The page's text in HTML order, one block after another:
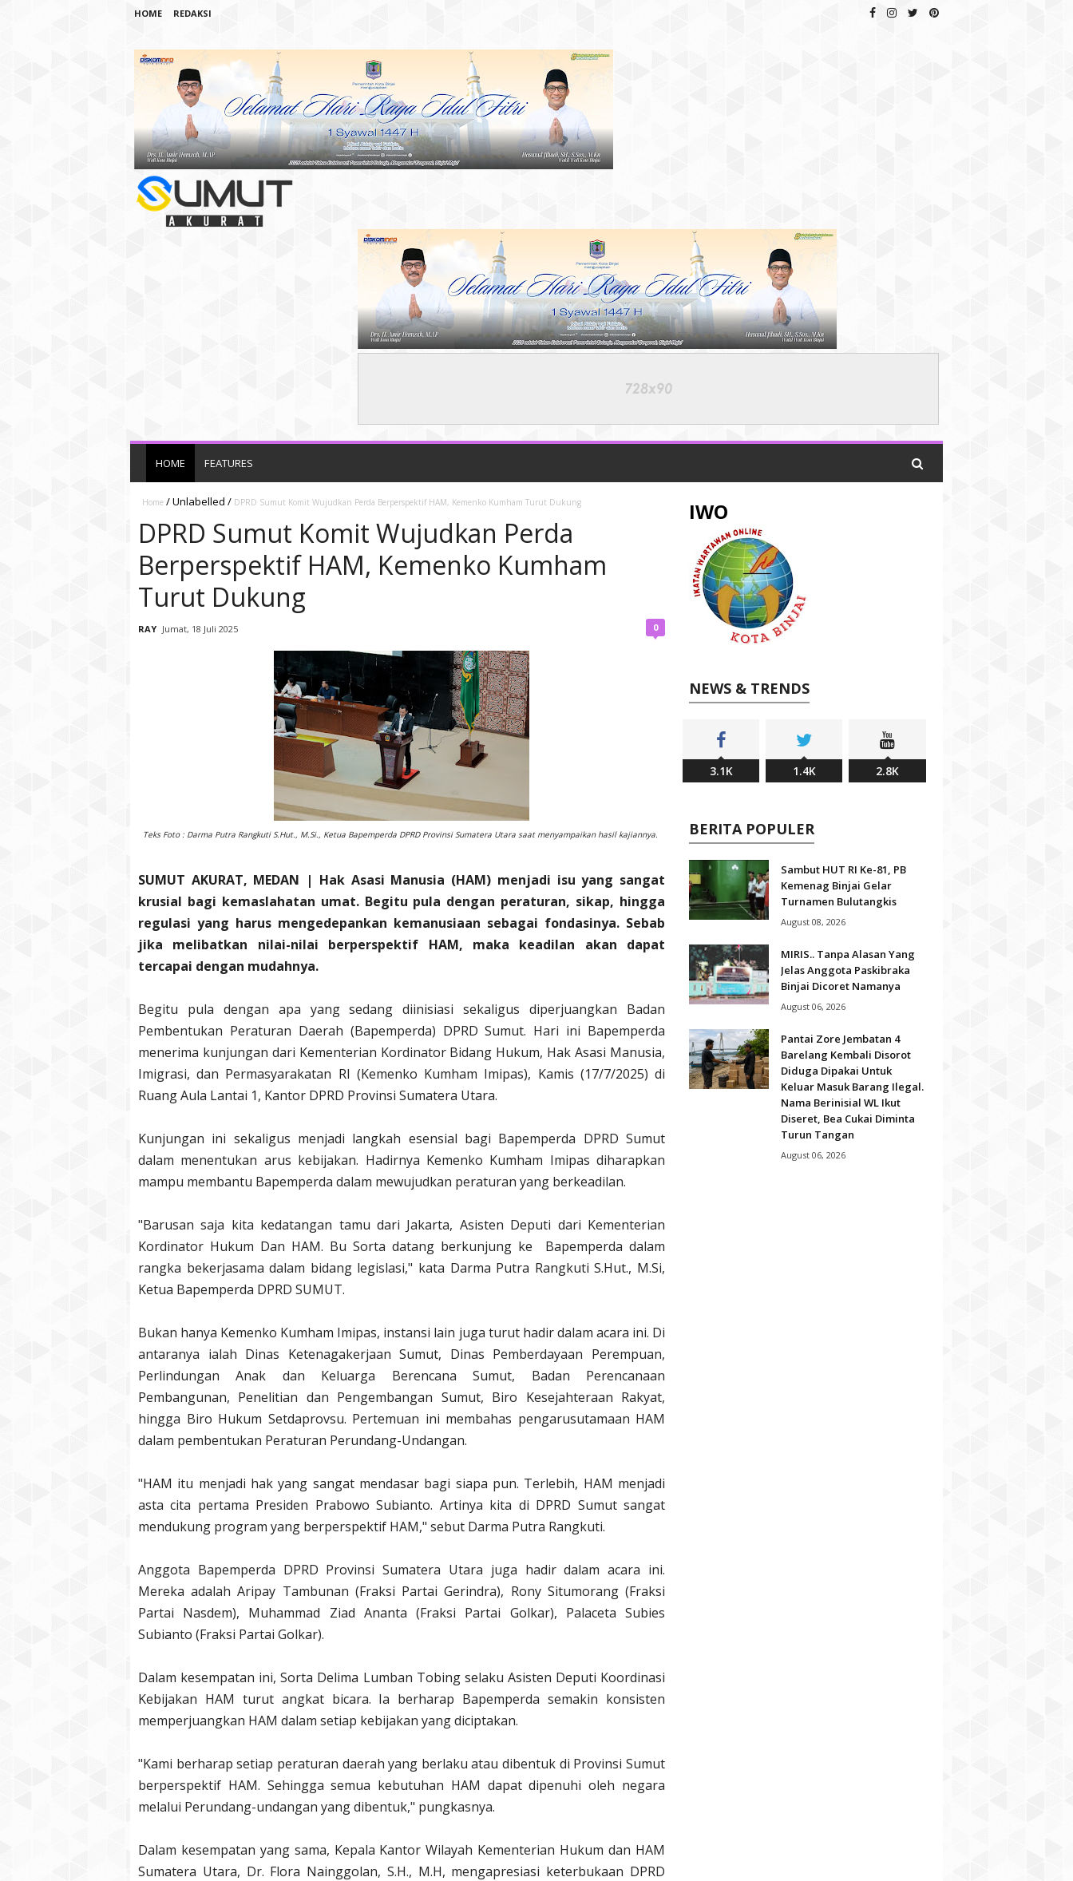
HOME REDAKSI
HOME FEATURES
Home /Unlabelled / DPRD Sumut Komit Wujudkan Perda Berperspektif HAM, Kemenko Kumham Turut Dukung
DPRD Sumut Komit Wujudkan Perda
Berperspektif HAM, Kemenko Kumham
Turut Dukung
RAY Jumat, 18 Juli 2025 0
Teks Foto : Darma Putra Rangkuti S.Hut., M.Si., Ketua Bapemperda DPRD Provinsi Sumatera Utara saat menyampaikan hasil kajiannya.
SUMUT AKURAT, MEDAN | Hak Asasi Manusia (HAM) menjadi isu yang sangat
krusial bagi kemaslahatan umat. Begitu pula dengan peraturan, sikap, hingga
regulasi yang harus mengedepankan kemanusiaan sebagai fondasinya. Sebab
jika melibatkan nilai-nilai berperspektif HAM, maka keadilan akan dapat
tercapai dengan mudahnya.
Begitu pula dengan apa yang sedang diinisiasi sekaligus diperjuangkan Badan
Pembentukan Peraturan Daerah (Bapemperda) DPRD Sumut. Hari ini Bapemperda
menerima kunjungan dari Kementerian Kordinator Bidang Hukum, Hak Asasi Manusia,
Imigrasi, dan Permasyarakatan RI (Kemenko Kumham Imipas), Kamis (17/7/2025) di
Ruang Aula Lantai 1, Kantor DPRD Provinsi Sumatera Utara.
Kunjungan ini sekaligus menjadi langkah esensial bagi Bapemperda DPRD Sumut
dalam menentukan arus kebijakan. Hadirnya Kemenko Kumham Imipas diharapkan
mampu membantu Bapemperda dalam mewujudkan peraturan yang berkeadilan.
"Barusan saja kita kedatangan tamu dari Jakarta, Asisten Deputi dari Kementerian
Kordinator Hukum Dan HAM. Bu Sorta datang berkunjung ke Bapemperda dalam
rangka bekerjasama dalam bidang legislasi," kata Darma Putra Rangkuti S.Hut., M.Si,
Ketua Bapemperda DPRD SUMUT.
Bukan hanya Kemenko Kumham Imipas, instansi lain juga turut hadir dalam acara ini. Di
antaranya ialah Dinas Ketenagakerjaan Sumut, Dinas Pemberdayaan Perempuan,
Perlindungan Anak dan Keluarga Berencana Sumut, Badan Perencanaan
Pembangunan, Penelitian dan Pengembangan Sumut, Biro Kesejahteraan Rakyat,
hingga Biro Hukum Setdaprovsu. Pertemuan ini membahas pengarusutamaan HAM
dalam pembentukan Peraturan Perundang-Undangan.
"HAM itu menjadi hak yang sangat mendasar bagi siapa pun. Terlebih, HAM menjadi
asta cita pertama Presiden Prabowo Subianto. Artinya kita di DPRD Sumut sangat
mendukung program yang berperspektif HAM," sebut Darma Putra Rangkuti.
Anggota Bapemperda DPRD Provinsi Sumatera Utara juga hadir dalam acara ini.
Mereka adalah Aripay Tambunan (Fraksi Partai Gerindra), Rony Situmorang (Fraksi
Partai Nasdem), Muhammad Ziad Ananta (Fraksi Partai Golkar), Palaceta Subies
Subianto (Fraksi Partai Golkar).
Dalam kesempatan ini, Sorta Delima Lumban Tobing selaku Asisten Deputi Koordinasi
Kebijakan HAM turut angkat bicara. Ia berharap Bapemperda semakin konsisten
memperjuangkan HAM dalam setiap kebijakan yang diciptakan.
"Kami berharap setiap peraturan daerah yang berlaku atau dibentuk di Provinsi Sumut
berperspektif HAM. Sehingga semua kebutuhan HAM dapat dipenuhi oleh negara
melalui Perundang-undangan yang dibentuk," pungkasnya.
Dalam kesempatan yang sama, Kepala Kantor Wilayah Kementerian Hukum dan HAM
Sumatera Utara, Dr. Flora Nainggolan, S.H., M.H, mengapresiasi keterbukaan DPRD
IWO
NEWS & TRENDS
3.1K 1.4K 2.8K
BERITA POPULER
Sambut HUT RI Ke-81, PB
Kemenag Binjai Gelar
Turnamen Bulutangkis
August 08, 2026
MIRIS.. Tanpa Alasan Yang
Jelas Anggota Paskibraka
Binjai Dicoret Namanya
August 06, 2026
Pantai Zore Jembatan 4
Barelang Kembali Disorot
Diduga Dipakai Untuk
Keluar Masuk Barang Ilegal.
Nama Berinisial WL Ikut
Diseret, Bea Cukai Diminta
Turun Tangan
August 06, 2026